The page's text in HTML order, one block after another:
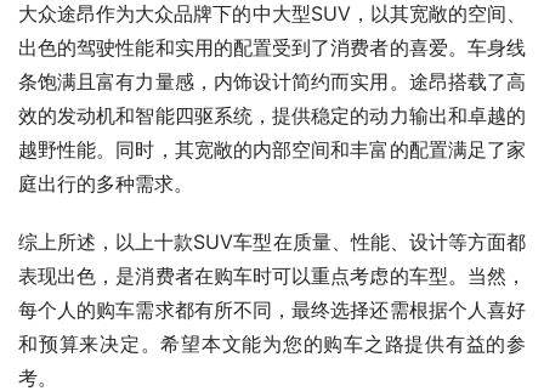
大众途昂作为大众品牌下的中大型SUV，以其宽敞的空间、
出色的驾驶性能和实用的配置受到了消费者的喜爱。车身线
条饱满且富有力量感，内饰设计简约而实用。途昂搭载了高
效的发动机和智能四驱系统，提供稳定的动力输出和卓越的
越野性能。同时，其宽敞的内部空间和丰富的配置满足了家
庭出行的多种需求。
综上所述，以上十款SUV车型在质量、性能、设计等方面都
表现出色，是消费者在购车时可以重点考虑的车型。当然，
每个人的购车需求都有所不同，最终选择还需根据个人喜好
和预算来决定。希望本文能为您的购车之路提供有益的参
考。